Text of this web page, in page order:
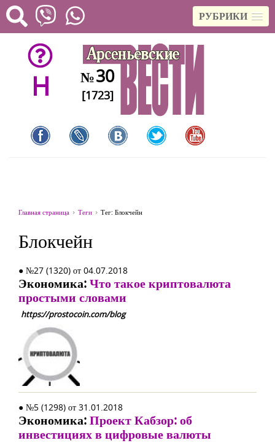
РУБРИКИ
H №30
[1723]
Главная страница Теги Тег: Блокчейн
Блокчейн
● №27 (1320) от 04.07.2018
Экономика:Что такое криптовалюта
простыми словами
https://prostocoin.com/blog
● №5 (1298) от 31.01.2018
Экономика:Проект Кабзор: об
инвестициях в цифровые валюты